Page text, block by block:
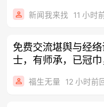
新闻我来找 11 小时
免费交流堪舆与经
士，有师承，已冠
略习
福生无量 12 小时前